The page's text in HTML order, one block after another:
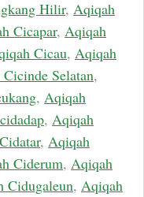
Hilir, Aqiqah
Cicapar, Aqiqah
Cicau, Aqiqah
Selatan,
, Aqiqah
, Aqiqah
, Aqiqah
Ciderum, Aqiqah
Cidugaleun, Aqiqah